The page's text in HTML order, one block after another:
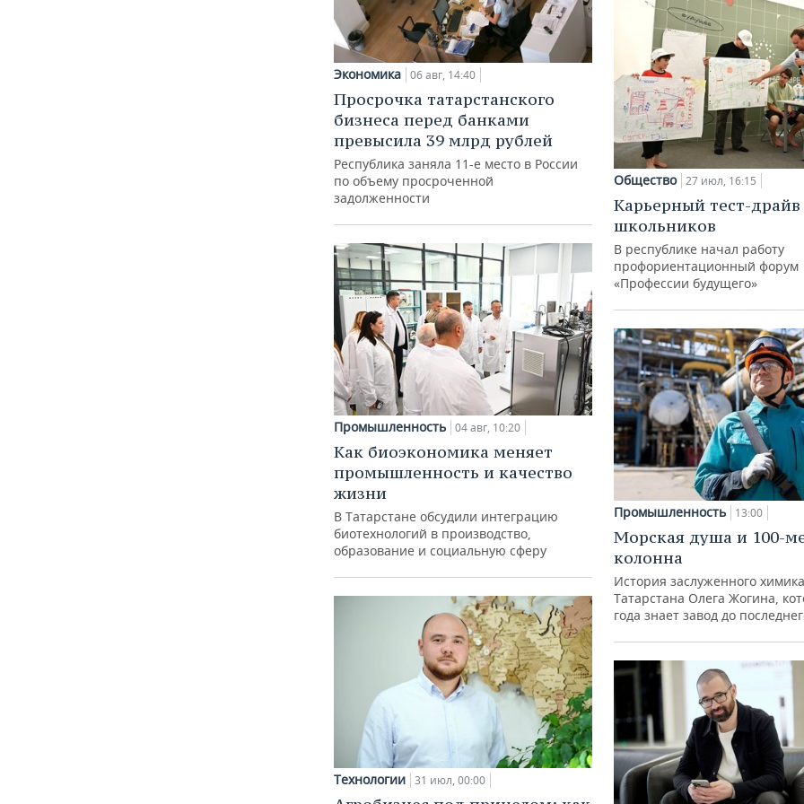
Экономика 06 авг, 14:40
Просрочка татарстанского
бизнеса перед банками
превысила 39 млрд рублей
Республика заняла 11-е место в России
по объему просроченной
задолженности
Промышленность 04 авг, 10:20
Как биоэкономика меняет
промышленность и качество
жизни
В Татарстане обсудили интеграцию
биотехнологий в производство,
образование и социальную сферу
Технологии 31 июл, 00:00
Общество 27 июл, 16:15
Карьерный тест-драйв
школьников
В республике начал работу
профориентационный форум
«Профессии будущего»
Промышленность 13:00
Морская душа и 100-
колонна
История заслуженного химика
Татарстана Олега Жогина,
года знает завод до